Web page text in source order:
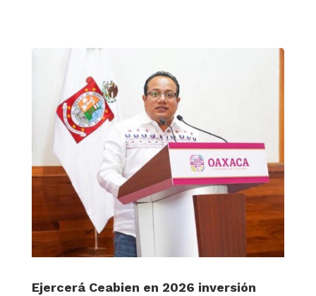
Ejercerá Ceabien en 2026 inversión